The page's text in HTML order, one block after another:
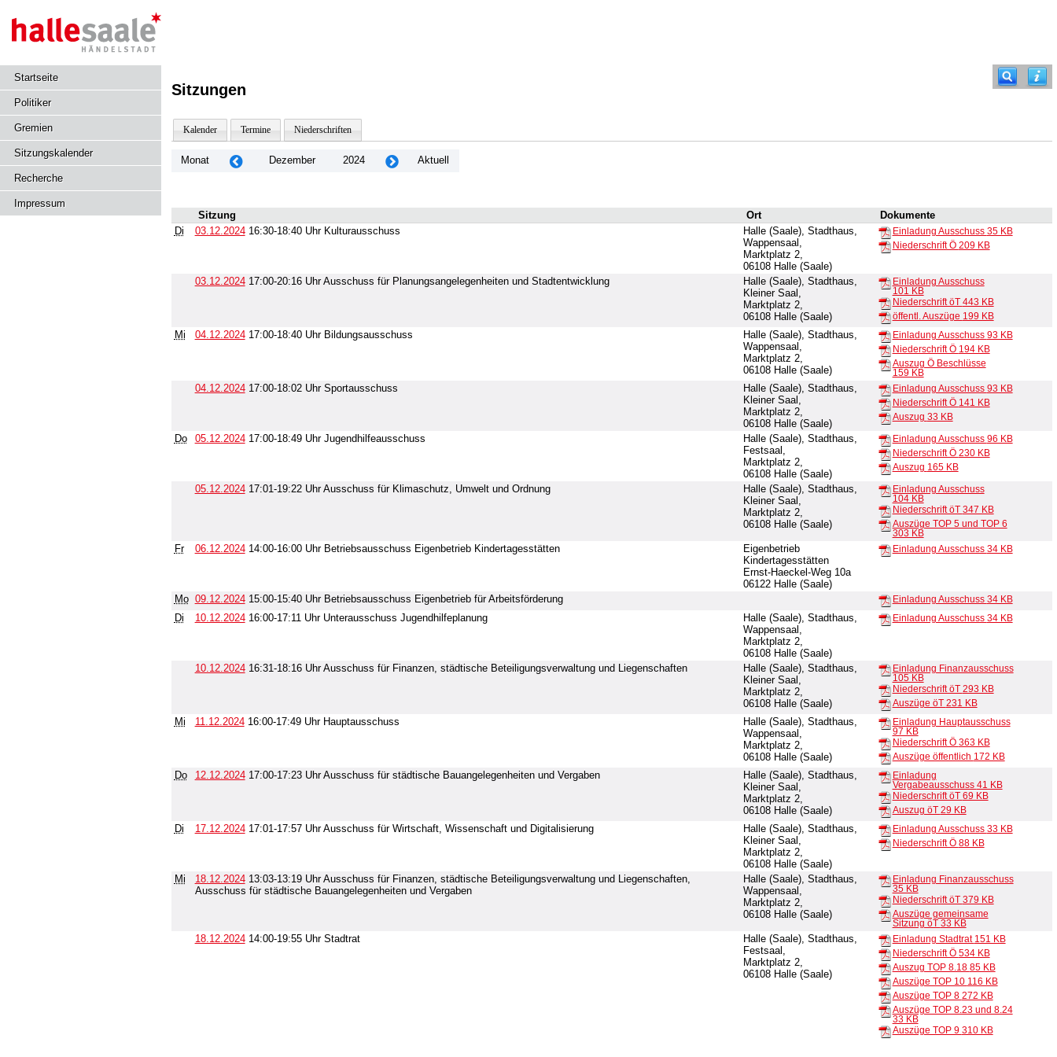
Startseite
Politiker
Gremien
Sitzungskalender
Recherche
Impressum
Sitzungen
Kalender Termine Niederschriften
Monat Dezember 2024 Aktuell
Sitzung Ort
Dokumente
Di
03.12.202416:30-18:40 Uhr Kulturausschuss
Halle (Saale), Stadthaus,
Wappensaal,
Marktplatz 2,
06108 Halle (Saale)
Einladung Ausschuss 35 KB
Niederschrift Ö 209 KB
03.12.202417:00-20:16 Uhr Ausschuss für Planungsangelegenheiten und Stadtentwicklung
Halle (Saale), Stadthaus,
Kleiner Saal,
Marktplatz 2,
06108 Halle (Saale)
Einladung Ausschuss
101 KB
Niederschrift öT 443 KB
öffentl. Auszüge 199 KB
Mi 04.12.202417:00-18:40 Uhr Bildungsausschuss
Halle (Saale), Stadthaus,
Wappensaal,
Marktplatz 2,
06108 Halle (Saale)
Einladung Ausschuss 93 KB
Niederschrift Ö 194 KB
Auszug Ö Beschlüsse
159 KB
04.12.202417:00-18:02 Uhr Sportausschuss
Halle (Saale), Stadthaus,
Kleiner Saal,
Marktplatz 2,
06108 Halle (Saale)
Einladung Ausschuss 93 KB
Niederschrift Ö 141 KB
Auszug 33 KB
Do 05.12.202417:00-18:49 Uhr Jugendhilfeausschuss
Halle (Saale), Stadthaus,
Festsaal,
Marktplatz 2,
06108 Halle (Saale)
Einladung Ausschuss 96 KB
Niederschrift Ö 230 KB
Auszug 165 KB
05.12.202417:01-19:22 Uhr Ausschuss für Klimaschutz, Umwelt und Ordnung
Halle (Saale), Stadthaus,
Kleiner Saal,
Marktplatz 2,
06108 Halle (Saale)
Einladung Ausschuss
104 KB
Niederschrift öT 347 KB
Auszüge TOP 5 und TOP 6
303 KB
Fr 06.12.202414:00-16:00 Uhr Betriebsausschuss Eigenbetrieb Kindertagesstätten
Eigenbetrieb
Kindertagesstätten
Ernst-Haeckel-Weg 10a
06122 Halle (Saale)
Einladung Ausschuss 34 KB
Mo 09.12.202415:00-15:40 Uhr Betriebsausschuss Eigenbetrieb für Arbeitsförderung Einladung Ausschuss 34 KB
Di 10.12.202416:00-17:11 Uhr Unterausschuss Jugendhilfeplanung
Halle (Saale), Stadthaus,
Wappensaal,
Marktplatz 2,
06108 Halle (Saale)
Einladung Ausschuss 34 KB
10.12.202416:31-18:16 Uhr Ausschuss für Finanzen, städtische Beteiligungsverwaltung und Liegenschaften
Halle (Saale), Stadthaus,
Kleiner Saal,
Marktplatz 2,
06108 Halle (Saale)
Einladung Finanzausschuss
105 KB
Niederschrift öT 293 KB
Auszüge öT 231 KB
Mi 11.12.202416:00-17:49 Uhr Hauptausschuss
Halle (Saale), Stadthaus,
Wappensaal,
Marktplatz 2,
06108 Halle (Saale)
Einladung Hauptausschuss
97 KB
Niederschrift Ö 363 KB
Auszüge öffentlich 172 KB
Do 12.12.202417:00-17:23 Uhr Ausschuss für städtische Bauangelegenheiten und Vergaben
Halle (Saale), Stadthaus,
Kleiner Saal,
Marktplatz 2,
06108 Halle (Saale)
Einladung
Vergabeausschuss 41 KB
Niederschrift öT 69 KB
Auszug öT 29 KB
Di 17.12.202417:01-17:57 Uhr Ausschuss für Wirtschaft, Wissenschaft und Digitalisierung
Halle (Saale), Stadthaus,
Kleiner Saal,
Marktplatz 2,
06108 Halle (Saale)
Einladung Ausschuss 33 KB
Niederschrift Ö 88 KB
Mi 18.12.202413:03-13:19 Uhr Ausschuss für Finanzen, städtische Beteiligungsverwaltung und Liegenschaften,
Ausschuss für städtische Bauangelegenheiten und Vergaben
Halle (Saale), Stadthaus,
Wappensaal,
Marktplatz 2,
06108 Halle (Saale)
Einladung Finanzausschuss
35 KB
Niederschrift öT 379 KB
Auszüge gemeinsame
Sitzung öT 33 KB
18.12.202414:00-19:55 Uhr Stadtrat
Halle (Saale), Stadthaus,
Festsaal,
Marktplatz 2,
06108 Halle (Saale)
Einladung Stadtrat 151 KB
Niederschrift Ö 534 KB
Auszug TOP 8.18 85 KB
Auszüge TOP 10 116 KB
Auszüge TOP 8 272 KB
Auszüge TOP 8.23 und 8.24
33 KB
Auszüge TOP 9 310 KB